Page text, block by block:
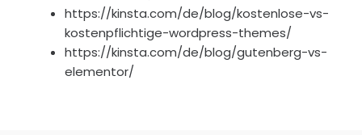
https://kinsta.com/de/blog/kostenlose-vs-
kostenpflichtige-wordpress-themes/
https://kinsta.com/de/blog/gutenberg-vs-
elementor/